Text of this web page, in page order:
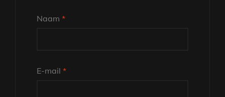
Naam *
E-mail *